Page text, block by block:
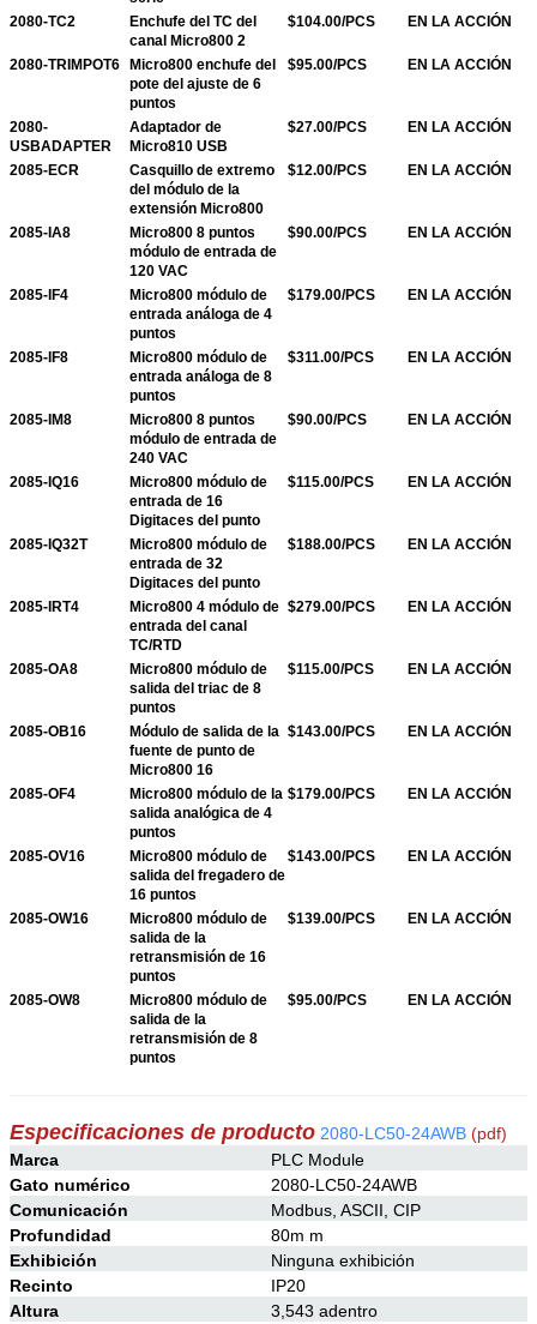
2080-TC2
Enchufe del TC del
canal Micro800 2
$104.00/PCS EN LA ACCIÓN
2080-TRIMPOT6 Micro800 enchufe del
pote del ajuste de 6
puntos
$95.00/PCS EN LA ACCIÓN
2080-
USBADAPTER
Adaptador de
Micro810 USB
$27.00/PCS EN LA ACCIÓN
2085-ECR
Casquillo de extremo
del módulo de la
extensión Micro800
$12.00/PCS EN LA ACCIÓN
2085-IA8
Micro800 8 puntos
módulo de entrada de
120 VAC
$90.00/PCS EN LA ACCIÓN
2085-IF4
Micro800 módulo de
entrada análoga de 4
puntos
$179.00/PCS EN LA ACCIÓN
2085-IF8
Micro800 módulo de
entrada análoga de 8
puntos
$311.00/PCS EN LA ACCIÓN
2085-IM8
Micro800 8 puntos
módulo de entrada de
240 VAC
$90.00/PCS EN LA ACCIÓN
2085-IQ16
Micro800 módulo de
entrada de 16
Digitaces del punto
$115.00/PCS EN LA ACCIÓN
2085-IQ32T
Micro800 módulo de
entrada de 32
Digitaces del punto
$188.00/PCS EN LA ACCIÓN
2085-IRT4
Micro800 4 módulo de
entrada del canal
TC/RTD
$279.00/PCS EN LA ACCIÓN
2085-OA8
Micro800 módulo de
salida del triac de 8
puntos
$115.00/PCS EN LA ACCIÓN
2085-OB16
Módulo de salida de la
fuente de punto de
Micro800 16
$143.00/PCS EN LA ACCIÓN
2085-OF4
Micro800 módulo de la
salida analógica de 4
puntos
$179.00/PCS EN LA ACCIÓN
2085-OV16
Micro800 módulo de
salida del fregadero de
16 puntos
$143.00/PCS EN LA ACCIÓN
2085-OW16
Micro800 módulo de
salida de la
retransmisión de 16
puntos
$139.00/PCS EN LA ACCIÓN
2085-OW8
Micro800 módulo de
salida de la
retransmisión de 8
puntos
$95.00/PCS EN LA ACCIÓN
Especificaciones de producto 2080-LC50-24AWB (pdf)
Marca
PLC Module
Gato numérico
2080-LC50-24AWB
Comunicación
Modbus, ASCII, CIP
Profundidad
80m m
Exhibición
Ninguna exhibición
Recinto
IP20
Altura
3,543 adentro